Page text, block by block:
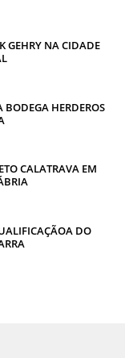
GEHRY NA CIDADE
HERDEROS
CALATRAVA EM
DO